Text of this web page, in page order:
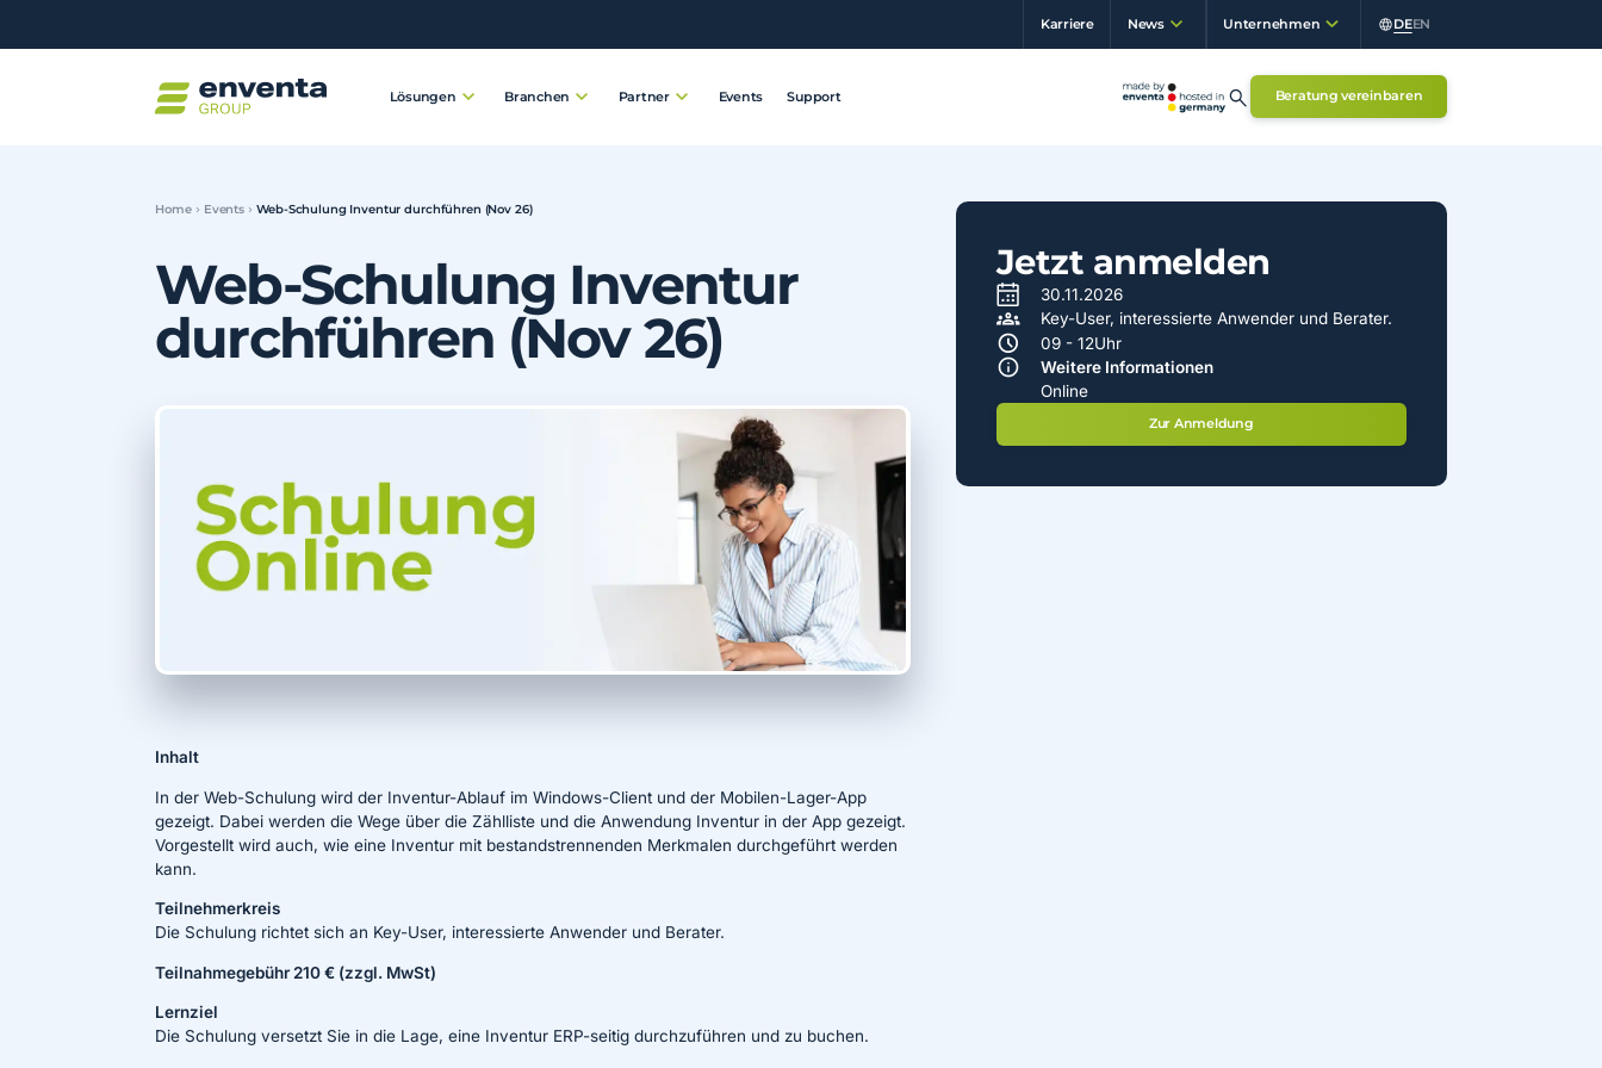
Karriere News Unternehmen DEEN
Lösungen Branchen Partner Events Support Beratung vereinbaren
Home Events Web-Schulung Inventur durchführen (Nov 26)
Web-Schulung Inventur
durchführen (Nov 26)
Inhalt
In der Web-Schulung wird der Inventur-Ablauf im Windows-Client und der Mobilen-Lager-App
gezeigt. Dabei werden die Wege über die Zählliste und die Anwendung Inventur in der App gezeigt.
Vorgestellt wird auch, wie eine Inventur mit bestandstrennenden Merkmalen durchgeführt werden
kann.
Teilnehmerkreis
Die Schulung richtet sich an Key-User, interessierte Anwender und Berater.
Teilnahmegebühr 210 € (zzgl. MwSt)
Lernziel
Die Schulung versetzt Sie in die Lage, eine Inventur ERP-seitig durchzuführen und zu buchen.
Jetzt anmelden
30.11.2026
Key-User, interessierte Anwender und Berater.
09 - 12Uhr
Weitere Informationen
Online
Zur Anmeldung